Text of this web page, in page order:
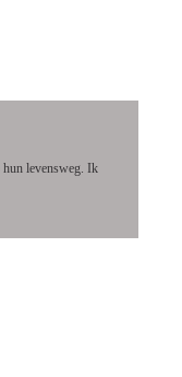
hun levensweg. Ik